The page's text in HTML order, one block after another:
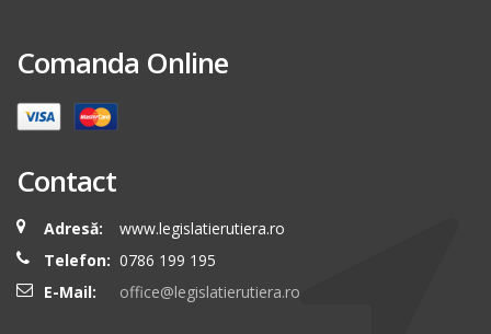
Comanda Online
Contact
Adresă:
www.legislatierutiera.ro
Telefon: 0786 199 195
E-Mail:
office@legislatierutiera.ro